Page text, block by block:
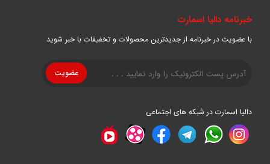
خبرنامه دالیا اسمارت
با عضویت در خبرنامه از جدیدترین محصولات و تخفیفات با خبر شوید
دالیا اسمارت در شبکه های اجتماعی